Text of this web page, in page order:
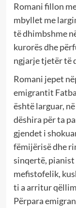
Romani fillon
mbyllet me
të dhimbshme
kurorës dhe
ngjarje tjetër të
Romani jepet
emigrantit
është larguar,
dëshira për ta
gjendet i
fëmijërisë dhe
sinqertë,
mefistofelik,
ti a arritur
Përpara